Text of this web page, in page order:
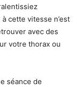
cette vitesse n’est
avec des
votre thorax ou
séance de